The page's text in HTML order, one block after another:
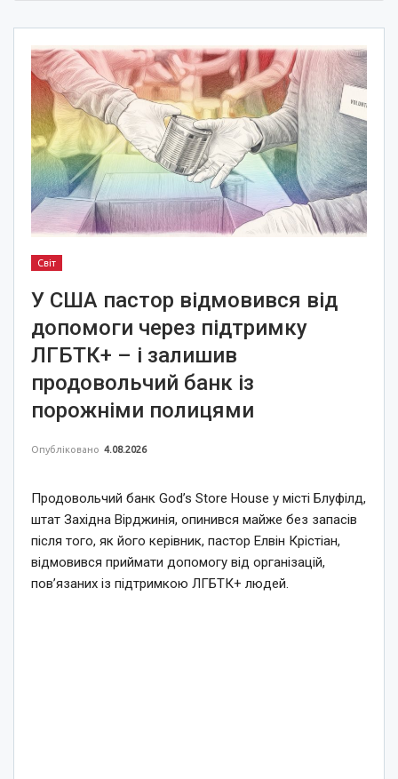
Світ
У США пастор відмовився від
допомоги через підтримку
ЛГБТК+ – і залишив
продовольчий банк із
порожніми полицями
Опубліковано 4.08.2026
Продовольчий банк God’s Store House у місті Блуфілд,
штат Західна Вірджинія, опинився майже без запасів
після того, як його керівник, пастор Елвін Крістіан,
відмовився приймати допомогу від організацій,
пов’язаних із підтримкою ЛГБТК+ людей.